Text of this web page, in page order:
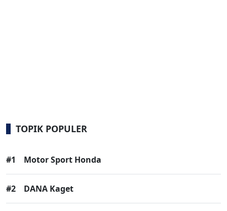
TOPIK POPULER
#1 Motor Sport Honda
#2 DANA Kaget